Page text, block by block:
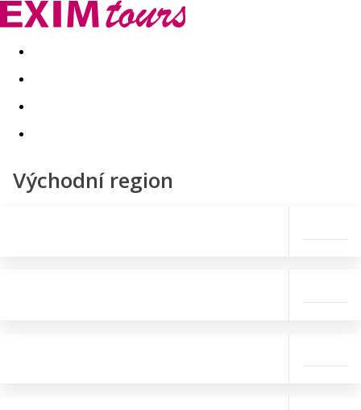
Akční nabídky Last minute
Východní region